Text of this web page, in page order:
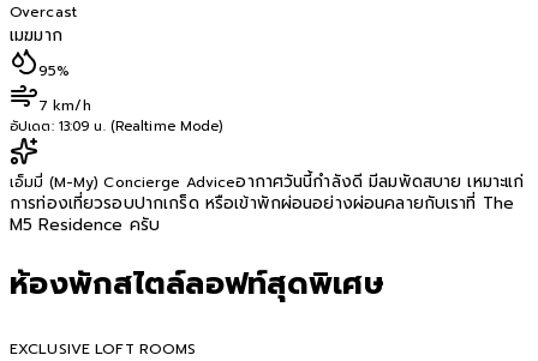
Overcast
เมฆมาก
95%
7 km/h
อัปเดต: 13:09 น. (Realtime Mode)
เอ็มมี่ (M-My) Concierge Adviceอากาศวันนี้กำลังดี มีลมพัดสบาย เหมาะแก่
การท่องเที่ยวรอบปากเกร็ด หรือเข้าพักผ่อนอย่างผ่อนคลายกับเราที่ The
M5 Residence ครับ
ห้องพักสไตล์ลอฟท์สุดพิเศษ
EXCLUSIVE LOFT ROOMS